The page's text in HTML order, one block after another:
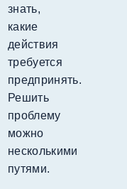
знать,
какие
действия
требуется
предпринять.
Решить
проблему
можно
несколькими
путями.